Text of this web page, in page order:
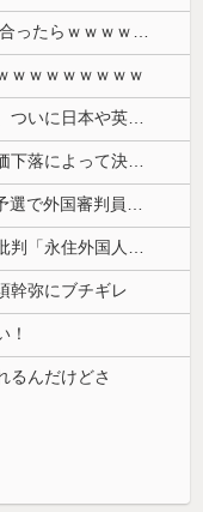
【悲報】 とにかくヤりたくてブスと付き合ったらｗｗｗｗｗｗｗｗｗｗｗｗｗｗｗ
ｗｗｗｗｗｗｗｗ
韓国のサッカー審判に対する性接待疑惑、ついに日本や英国メディアにも取り上げられ国際問題に発展w
高値で米を大量に仕入れた米卸大手、米価下落によって決算が凄まじいことになっている模様
【速報】韓国サッカー協会、W杯・五輪予選で外国審判員や監督官を性接待！！！！
日経社説、入管庁の永住許可厳格化を猛批判「永住外国人の生活保護受給をなくす目的、外国人の意欲をそがないか懸念」「外国人を一時的な労働力ではなく、...
幹弥にブチギレ
！
るんだけどさ